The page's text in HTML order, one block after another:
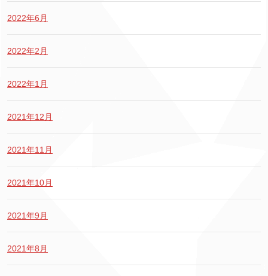
2022年6月
2022年2月
2022年1月
2021年12月
2021年11月
2021年10月
2021年9月
2021年8月